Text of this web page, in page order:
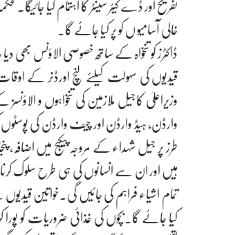
تفریح اور ڈے کیئر سینٹر کا اہتمام کیا
خالی آسامیو ں کو پر کیا جائے گا۔
ڈاکٹرز کو تنخواہ کے ساتھ خصوصی الاؤنس بھی
قیدیوں کی سہولت کیلئے لنچ اورڈنر کے
وزیراعلیٰ کاجیل ملازمین کی تنخواہوں و
طرز پر جیل شہداء کے مروجہ پیکیج میں
ہیں اور ان سے انسانوں کی ہی طرح سلوک
کیا جائے گا۔بچوں کی غذائی ضروریات کو